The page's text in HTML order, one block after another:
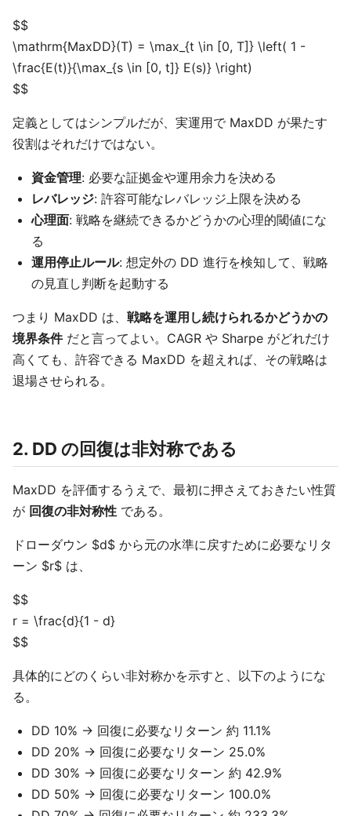
$$
\mathrm{MaxDD}(T) = \max_{t \in [0, T]} \left( 1 -
\frac{E(t)}{\max_{s \in [0, t]} E(s)} \right)
$$
定義としてはシンプルだが、実運用で MaxDD が果たす
役割はそれだけではない。
資金管理: 必要な証拠金や運用余力を決める
レバレッジ: 許容可能なレバレッジ上限を決める
心理面: 戦略を継続できるかどうかの心理的閾値にな
る
運用停止ルール: 想定外の DD 進行を検知して、戦略
の見直し判断を起動する
つまり MaxDD は、 戦略を運用し続けられるかどうかの
境界条件だと言ってよい。CAGR や Sharpe がどれだけ
高くても、許容できる MaxDD を超えれば、その戦略は
退場させられる。
2. DD の回復は非対称である
MaxDD を評価するうえで、最初に押さえておきたい性質
が 回復の非対称性 である。
ドローダウン $d$ から元の水準に戻すために必要なリタ
ーン $r$ は、
$$
r = \frac{d}{1 - d}
$$
具体的にどのくらい非対称かを示すと、以下のようにな
る。
DD 10% → 回復に必要なリターン 約 11.1%
DD 20% → 回復に必要なリターン 25.0%
DD 30% → 回復に必要なリターン 約 42.9%
DD 50% → 回復に必要なリターン 100.0%